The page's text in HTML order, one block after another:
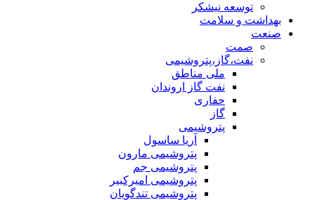
توسعه نیشکر
بهداشت و سلامت
صنعت
صمت
نفت،گاز،پتروشیمی
ملی مناطق
نفت گاز اروندان
حفاری
گاز
پتروشیمی
آریا ساسول
پتروشیمی مارون
پتروشیمی جم
پتروشیمی امیرکبیر
پتروشیمی تندگویان